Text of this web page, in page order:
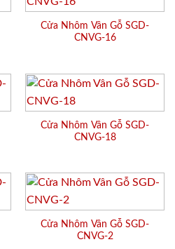
Cửa Nhôm Vân Gỗ SGD-
CNVG-16
Cửa Nhôm Vân Gỗ SGD-
CNVG-18
Cửa Nhôm Vân Gỗ SGD-
CNVG-2